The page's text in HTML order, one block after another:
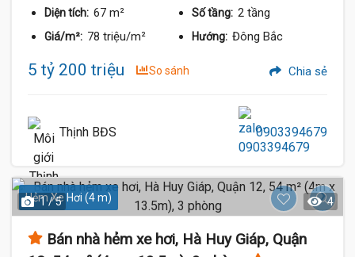
Diện tích: 67 m² Số tầng: 2 tầng
Giá/m²: 78 triệu/m² Hướng: Đông Bắc
5 tỷ 200 triệu So sánh Chia sẻ
Thịnh BĐS 0903394679
Hẻm Xe Hơi (4 m)
1 / 5 4
Bán nhà hẻm xe hơi, Hà Huy Giáp, Quận